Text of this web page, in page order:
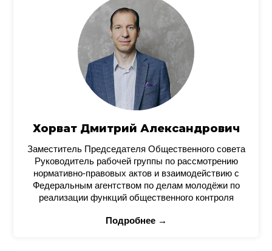
Хорват Дмитрий Александрович
Заместитель Председателя Общественного совета
Руководитель рабочей группы по рассмотрению
нормативно-правовых актов и взаимодействию с
Федеральным агентством по делам молодёжи по
реализации функций общественного контроля
Подробнее →